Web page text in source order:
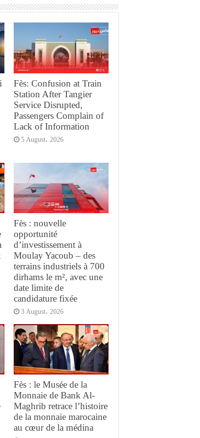
Fès: Confusion at Train
Station After Tangier
Service Disrupted,
Passengers Complain of
Lack of Information
5 August، 2026
Fès : nouvelle
opportunité
d’investissement à
Moulay Yacoub – des
terrains industriels à 700
dirhams le m², avec une
date limite de
candidature fixée
3 August، 2026
Fès : le Musée de la
Monnaie de Bank Al-
Maghrib retrace l’histoire
de la monnaie marocaine
au cœur de la médina